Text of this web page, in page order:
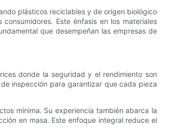
plásticos reciclables y de origen biológico
Este énfasis en los materiales
que desempeñan las empresas de
donde la seguridad y el rendimiento son
inspección para garantizar que cada pieza
mínima. Su experiencia también abarca la
en masa. Este enfoque integral reduce el